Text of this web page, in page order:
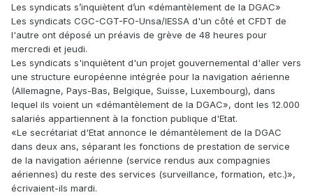
Les syndicats s’inquiètent d’un «démantèlement de la DGAC»
Les syndicats CGC-CGT-FO-Unsa/IESSA d'un côté et CFDT de
l'autre ont déposé un préavis de grève de 48 heures pour
mercredi et jeudi.
Les syndicats s'inquiètent d'un projet gouvernemental d'aller vers
une structure européenne intégrée pour la navigation aérienne
(Allemagne, Pays-Bas, Belgique, Suisse, Luxembourg), dans
lequel ils voient un «démantèlement de la DGAC», dont les 12.000
salariés appartiennent à la fonction publique d'Etat.
«Le secrétariat d'Etat annonce le démantèlement de la DGAC
dans deux ans, séparant les fonctions de prestation de service
de la navigation aérienne (service rendus aux compagnies
aériennes) du reste des services (surveillance, formation, etc.)»,
écrivaient-ils mardi.